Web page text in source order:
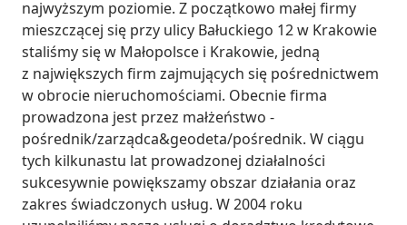
najwyższym poziomie. Z początkowo małej firmy
mieszczącej się przy ulicy Bałuckiego 12 w Krakowie
staliśmy się w Małopolsce i Krakowie, jedną
z największych firm zajmujących się pośrednictwem
w obrocie nieruchomościami. Obecnie firma
prowadzona jest przez małżeństwo -
pośrednik/zarządca&geodeta/pośrednik. W ciągu
tych kilkunastu lat prowadzonej działalności
sukcesywnie powiększamy obszar działania oraz
zakres świadczonych usług. W 2004 roku